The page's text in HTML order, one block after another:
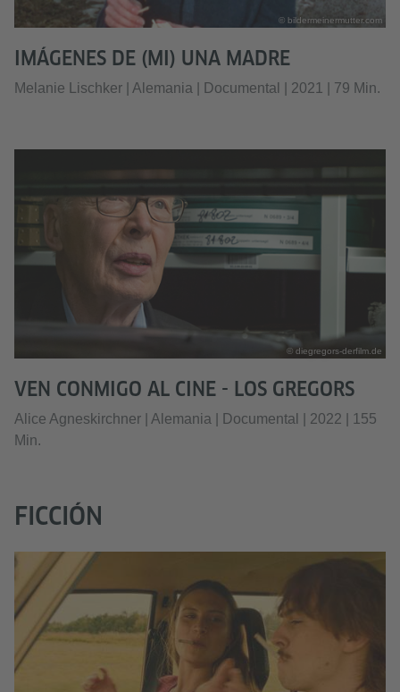
© bildermeinermutter.com
IMÁGENES DE (MI) UNA MADRE
Melanie Lischker | Alemania | Documental | 2021 | 79 Min.
© diegregors-derfilm.de
VEN CONMIGO AL CINE - LOS GREGORS
Alice Agneskirchner | Alemania | Documental | 2022 | 155
Min.
FICCIÓN